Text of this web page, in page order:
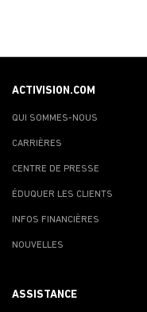
ACTIVISION.COM
QUI SOMMES-NOUS
CARRIÈRES
CENTRE DE PRESSE
ÉDUQUER LES CLIENTS
INFOS FINANCIÈRES
NOUVELLES
ASSISTANCE